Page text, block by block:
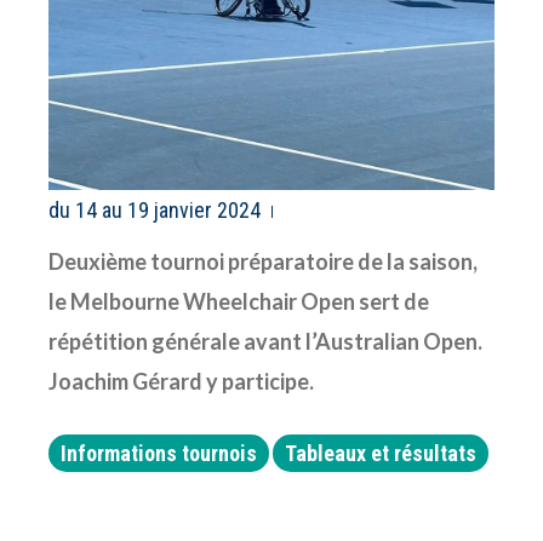
du 14 au 19 janvier 2024
Deuxième tournoi préparatoire de la saison,
le Melbourne Wheelchair Open sert de
répétition générale avant l’Australian Open.
Joachim Gérard y participe.
Informations tournois Tableaux et résultats